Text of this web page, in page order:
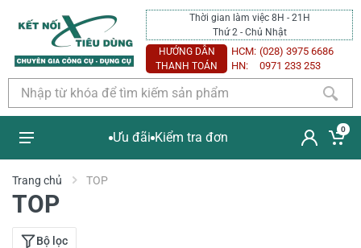
Thời gian làm việc 8H - 21H
Thứ 2 - Chủ Nhật
HƯỚNG DẪN
THANH TOÁN
HCM: (028) 3975 6686
HN:
0971 233 253
Ưu đãi Kiểm tra đơn
0
Trang chủ TOP
TOP
Bộ lọc